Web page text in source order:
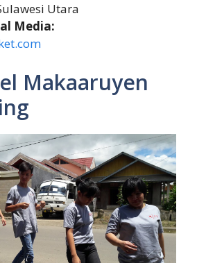
Utara
Media:
Makaaruyen